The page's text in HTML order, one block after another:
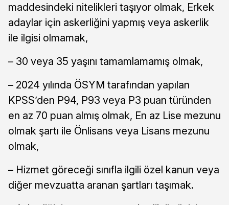
maddesindeki nitelikleri taşıyor olmak, Erkek
adaylar için askerliğini yapmış veya askerlik
ile ilgisi olmamak,
– 30 veya 35 yaşını tamamlamamış olmak,
– 2024 yılında ÖSYM tarafından yapılan
KPSS’den P94, P93 veya P3 puan türünden
en az 70 puan almış olmak, En az Lise mezunu
olmak şartı ile Önlisans veya Lisans mezunu
olmak,
– Hizmet göreceği sınıfla ilgili özel kanun veya
diğer mevzuatta aranan şartları taşımak.